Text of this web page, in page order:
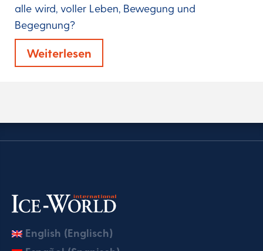
alle wird, voller Leben, Bewegung und
Begegnung?
Weiterlesen
English (Englisch)